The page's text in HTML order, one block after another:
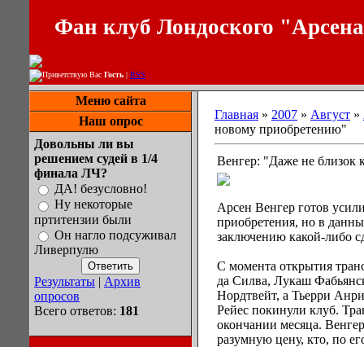
Фан клуб Лондоского
Приветствую Вас Гость | RSS
Меню сайта
Наш опрос
Довольны ли вы
решением судей в 1/4
финала ЛЧ?
ДА! безусловно!
Ну некоторые
пртитензии были
Он нагло подсуживал
Ливерпулю
Результаты | Архив
опросов
Всего ответов: 181
Главная » 2007 » Август »
новому приобретению"
Венгер: "Даже не близок
Арсен Венгер готов
приобретения, но в
заключению какой-либо
С момента открытия
да Силва, Лукаш
Нордтвейт, а Тьерри
Рейес покинули клуб.
окончании месяца.
разумную цену, кто, по